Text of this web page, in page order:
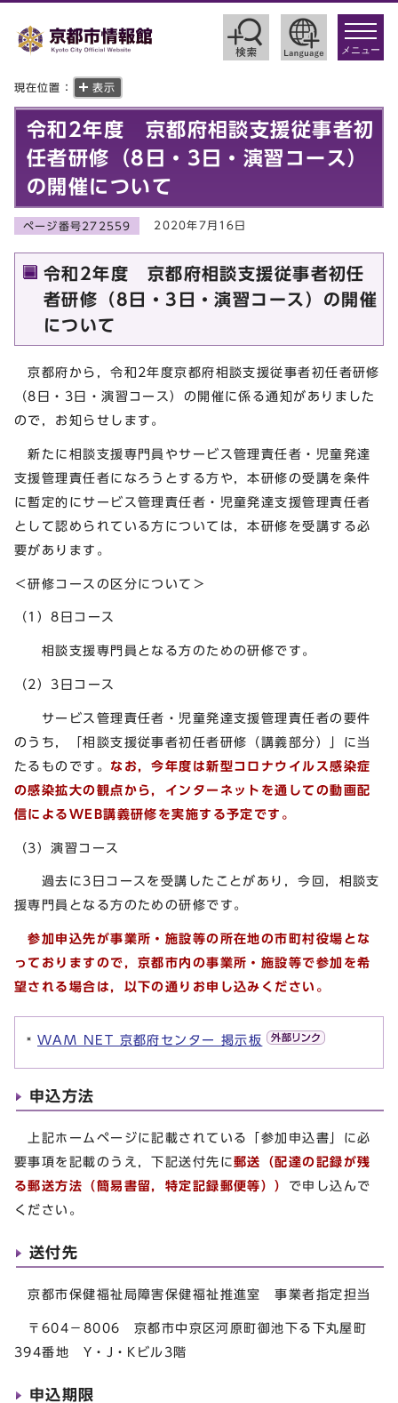
toggle
メニュー
現在位置： 表示
令和2年度 京都府相談支援従事者初
任者研修（8日・3日・演習コース）
の開催について
ページ番号272559 2020年7月16日
令和2年度 京都府相談支援従事者初任
者研修（8日・3日・演習コース）の開催
について
京都府から，令和2年度京都府相談支援従事者初任者研修
（8日・3日・演習コース）の開催に係る通知がありました
ので，お知らせします。
新たに相談支援専門員やサービス管理責任者・児童発達
支援管理責任者になろうとする方や，本研修の受講を条件
に暫定的にサービス管理責任者・児童発達支援管理責任者
として認められている方については，本研修を受講する必
要があります。
＜研修コースの区分について＞
（1）8日コース
相談支援専門員となる方のための研修です。
（2）3日コース
サービス管理責任者・児童発達支援管理責任者の要件
のうち，「相談支援従事者初任者研修（講義部分）」に当
たるものです。 なお，今年度は新型コロナウイルス感染症
の感染拡大の観点から，インターネットを通しての動画配
信によるWEB講義研修を実施する予定です。
（3）演習コース
過去に3日コースを受講したことがあり，今回，相談支
援専門員となる方のための研修です。
参加申込先が事業所・施設等の所在地の市町村役場とな
っておりますので，京都市内の事業所・施設等で参加を希
望される場合は，以下の通りお申し込みください。
WAM NET 京都府センター 掲示板
申込方法
上記ホームページに記載されている「参加申込書」に必
要事項を記載のうえ，下記送付先に郵送（配達の記録が残
る郵送方法（簡易書留，特定記録郵便等）） で申し込んで
ください。
送付先
京都市保健福祉局障害保健福祉推進室 事業者指定担当
〒604－8006 京都市中京区河原町御池下る下丸屋町
394番地 Y・J・Kビル3階
申込期限